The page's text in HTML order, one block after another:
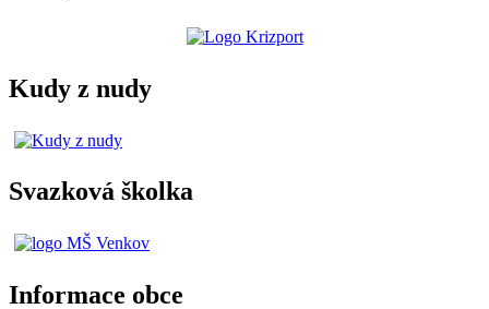
Kudy z nudy
Svazková školka
Informace obce